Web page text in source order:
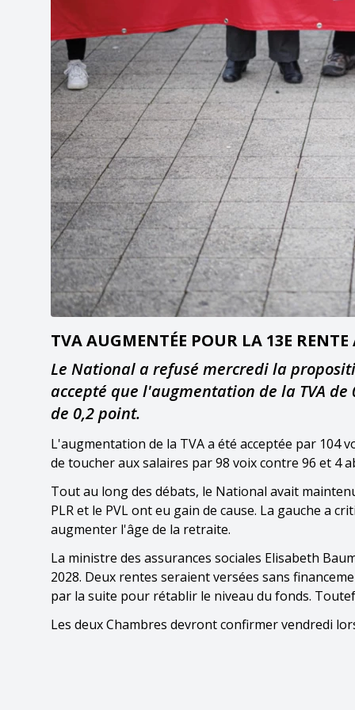
TVA AUGMENTÉE POUR LA 13E RENTE
Le National a refusé mercredi la
accepté que l'augmentation de la TVA
de 0,2 point.
L'augmentation de la TVA a été acceptée par 104
de toucher aux salaires par 98 voix contre 96 et 4
Tout au long des débats, le National avait
PLR et le PVL ont eu gain de cause. La gauche a
augmenter l'âge de la retraite.
La ministre des assurances sociales Elisabeth
2028. Deux rentes seraient versées sans
par la suite pour rétablir le niveau du fonds.
Les deux Chambres devront confirmer vendredi